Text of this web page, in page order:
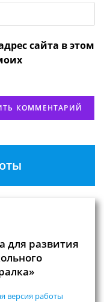
сайта в этом
для развития
версия работы